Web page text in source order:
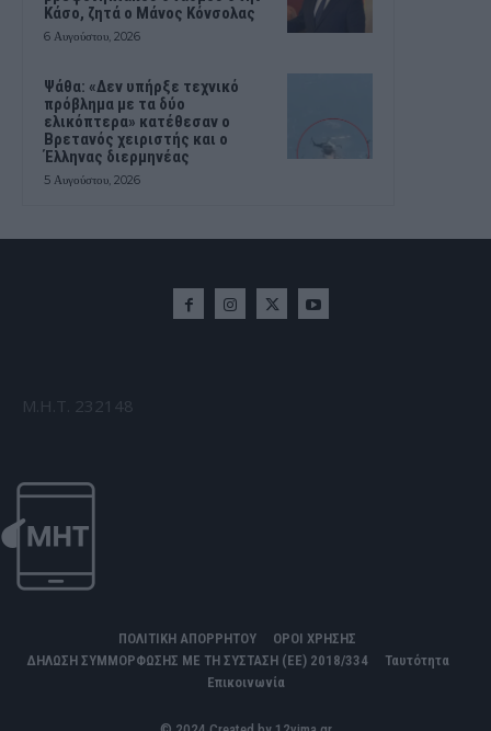
Κάσο, ζητά ο Μάνος Κόνσολας
6 Αυγούστου, 2026
Ψάθα: «Δεν υπήρξε τεχνικό
πρόβλημα με τα δύο
ελικόπτερα» κατέθεσαν ο
Βρετανός χειριστής και ο
Έλληνας διερμηνέας
5 Αυγούστου, 2026
Μ.Η.Τ. 232148
ΠΟΛΙΤΙΚΗ ΑΠΟΡΡΗΤΟΥ
ΟΡΟΙ ΧΡΗΣΗΣ
ΔΗΛΩΣΗ ΣΥΜΜΟΡΦΩΣΗΣ ΜΕ ΤΗ ΣΥΣΤΑΣΗ (ΕΕ) 2018/334
Ταυτότητα
Επικοινωνία